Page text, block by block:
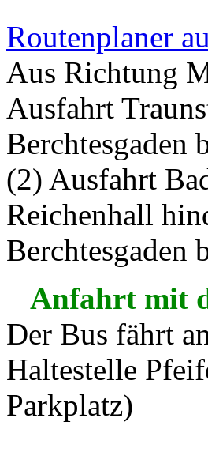
Routenplaner
Aus Richtung
Ausfahrt
Berchtesgaden
(2) Ausfahrt
Reichenhall
Berchtesgaden
Anfahrt mit
Der Bus fährt
Haltestelle
Parkplatz)